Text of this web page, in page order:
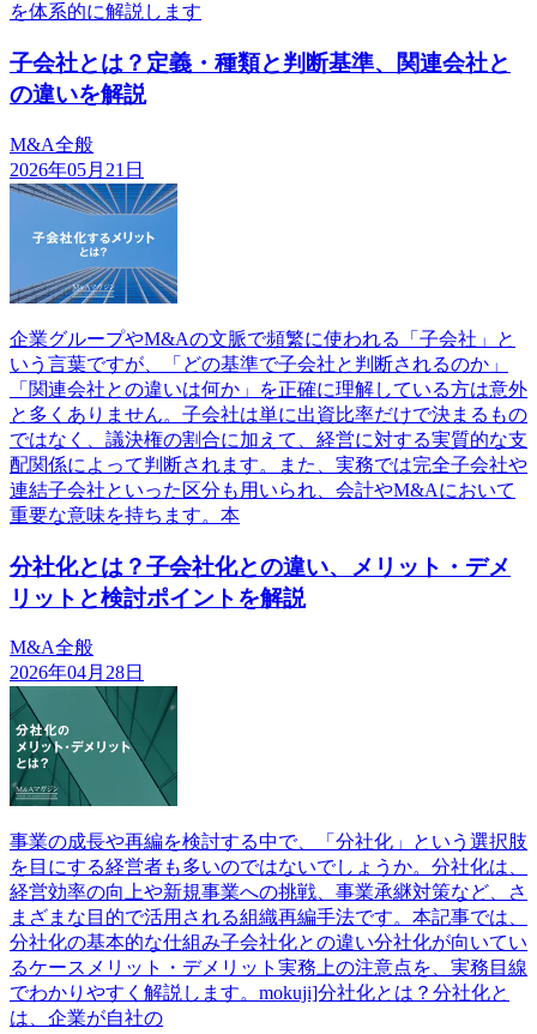
を体系的に解説します
子会社とは？定義・種類と判断基準、関連会社と
の違いを解説
M&A全般
2026年05月21日
企業グループやM&Aの文脈で頻繁に使われる「子会社」と
いう言葉ですが、「どの基準で子会社と判断されるのか」
「関連会社との違いは何か」を正確に理解している方は意外
と多くありません。子会社は単に出資比率だけで決まるもの
ではなく、議決権の割合に加えて、経営に対する実質的な支
配関係によって判断されます。また、実務では完全子会社や
連結子会社といった区分も用いられ、会計やM&Aにおいて
重要な意味を持ちます。本
分社化とは？子会社化との違い、メリット・デメ
リットと検討ポイントを解説
M&A全般
2026年04月28日
事業の成長や再編を検討する中で、「分社化」という選択肢
を目にする経営者も多いのではないでしょうか。分社化は、
経営効率の向上や新規事業への挑戦、事業承継対策など、さ
まざまな目的で活用される組織再編手法です。本記事では、
分社化の基本的な仕組み子会社化との違い分社化が向いてい
るケースメリット・デメリット実務上の注意点を、実務目線
でわかりやすく解説します。mokuji]分社化とは？分社化と
は、企業が自社の